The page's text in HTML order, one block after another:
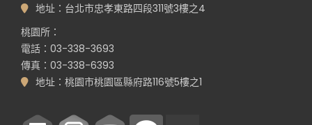
地址：台北市忠孝東路四段311號3樓之4
桃園所：
電話：03-338-3693
傳真：03-338-6393
地址：桃園市桃園區縣府路116號5樓之1